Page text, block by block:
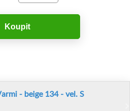
Koupit
- beige 134 - vel. S